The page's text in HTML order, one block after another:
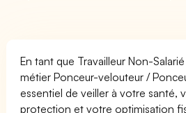
En tant que Travailleur Non-
métier Ponceur-velouteur /
essentiel de veiller à votre santé,
protection et votre optimisation